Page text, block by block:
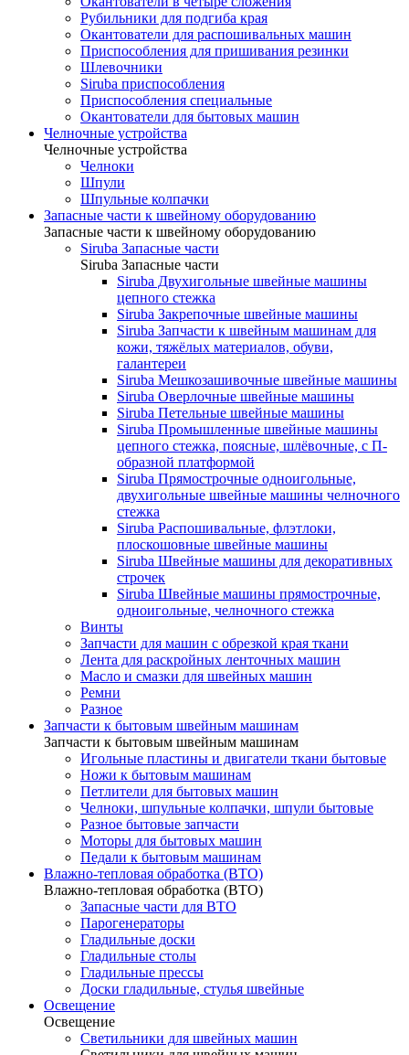
Рубильники для подгиба края
Окантователи для распошивальных машин
Приспособления для пришивания резинки
Шлевочники
Siruba приспособления
Приспособления специальные
Окантователи для бытовых машин
Челночные устройства
Челночные устройства
Челноки
Шпули
Шпульные колпачки
Запасные части к швейному оборудованию
Запасные части к швейному оборудованию
Siruba Запасные части
Siruba Запасные части
Siruba Двухигольные швейные машины
цепного стежка
Siruba Закрепочные швейные машины
Siruba Запчасти к швейным машинам для
кожи, тяжёлых материалов, обуви,
галантереи
Siruba Мешкозашивочные швейные машины
Siruba Оверлочные швейные машины
Siruba Петельные швейные машины
Siruba Промышленные швейные машины
цепного стежка, поясные, шлёвочные, с П-
образной платформой
Siruba Прямострочные одноигольные,
двухигольные швейные машины челночного
стежка
Siruba Распошивальные, флэтлоки,
плоскошовные швейные машины
Siruba Швейные машины для декоративных
строчек
Siruba Швейные машины прямострочные,
одноигольные, челночного стежка
Винты
Запчасти для машин с обрезкой края ткани
Лента для раскройных ленточных машин
Масло и смазки для швейных машин
Ремни
Разное
Запчасти к бытовым швейным машинам
Запчасти к бытовым швейным машинам
Игольные пластины и двигатели ткани бытовые
Ножи к бытовым машинам
Петлители для бытовых машин
Челноки, шпульные колпачки, шпули бытовые
Разное бытовые запчасти
Моторы для бытовых машин
Педали к бытовым машинам
Влажно-тепловая обработка (ВТО)
Влажно-тепловая обработка (ВТО)
Запасные части для ВТО
Парогенераторы
Гладильные доски
Гладильные столы
Гладильные прессы
Доски гладильные, стулья швейные
Освещение
Освещение
Светильники для швейных машин